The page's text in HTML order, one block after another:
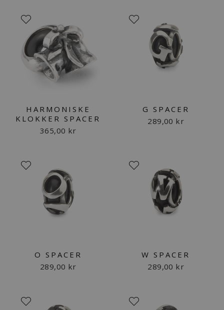
HARMONISKE
KLOKKER SPACER
365,00 kr
G SPACER
289,00 kr
O SPACER
289,00 kr
W SPACER
289,00 kr